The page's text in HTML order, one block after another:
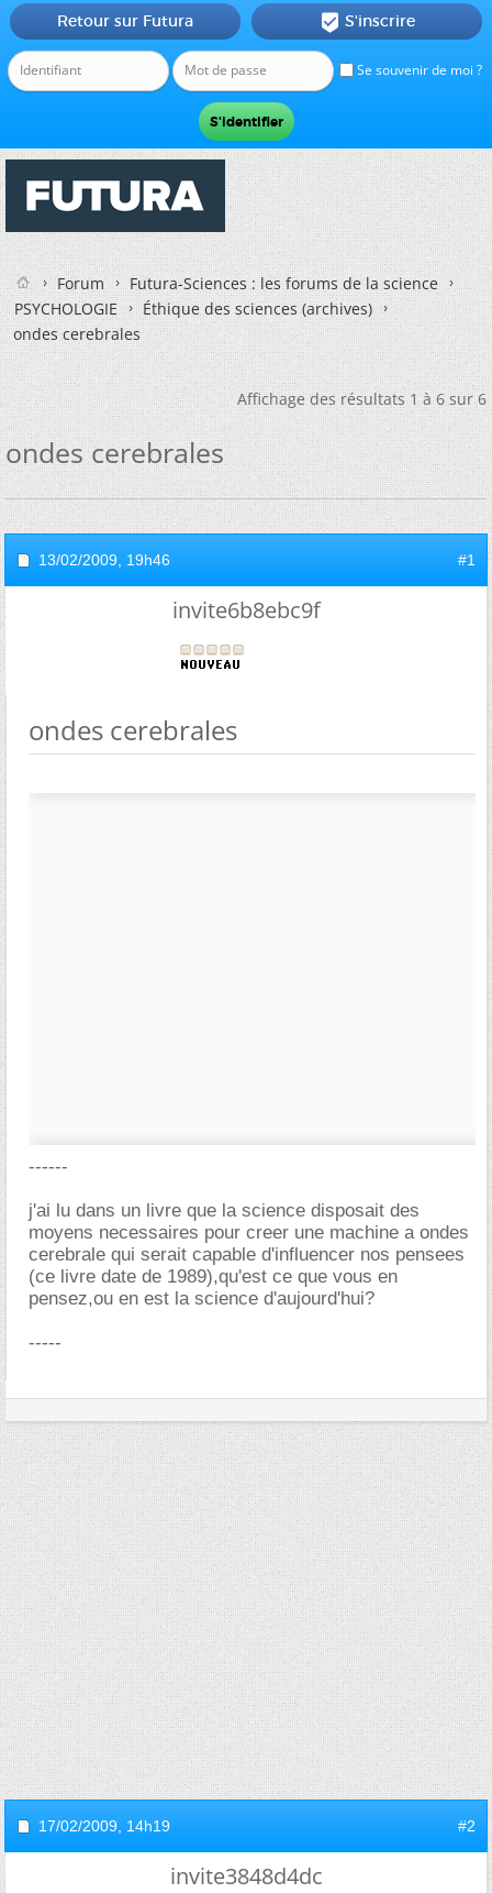
Se souvenir de moi ?
Retour sur Futura  S'inscrire
Forum
Futura-Sciences : les forums de la science
PSYCHOLOGIE
Éthique des sciences (archives)
ondes cerebrales
Affichage des résultats 1 à 6 sur 6
ondes cerebrales
13/02/2009, 19h46 #1
invite6b8ebc9f
ondes cerebrales
------
j'ai lu dans un livre que la science disposait des
moyens necessaires pour creer une machine a ondes
cerebrale qui serait capable d'influencer nos pensees
(ce livre date de 1989),qu'est ce que vous en
pensez,ou en est la science d'aujourd'hui?
-----
17/02/2009, 14h19 #2
invite3848d4dc